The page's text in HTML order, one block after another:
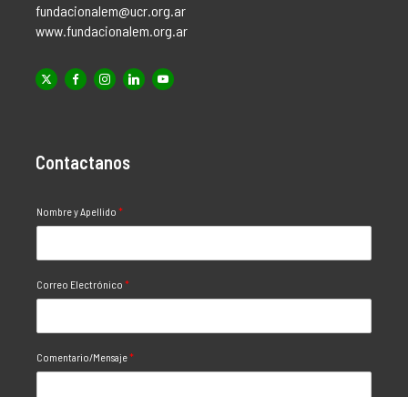
fundacionalem@ucr.org.ar
www.fundacionalem.org.ar
Contactanos
Nombre y Apellido *
Correo Electrónico *
Comentario/Mensaje*